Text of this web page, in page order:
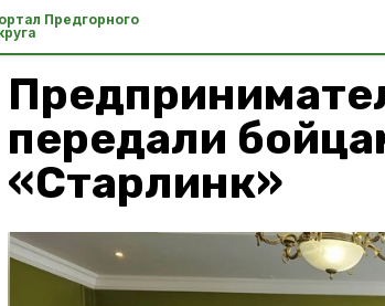
Предгорного
передали
«Старлинк»